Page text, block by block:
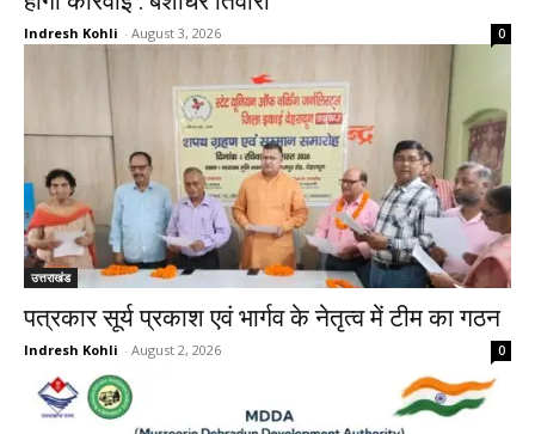
Indresh Kohli - August 3, 2026 0
उत्तराखंड
पत्रकार सूर्य प्रकाश एवं भार्गव के नेतृत्व में टीम का गठन
Indresh Kohli - August 2, 2026 0